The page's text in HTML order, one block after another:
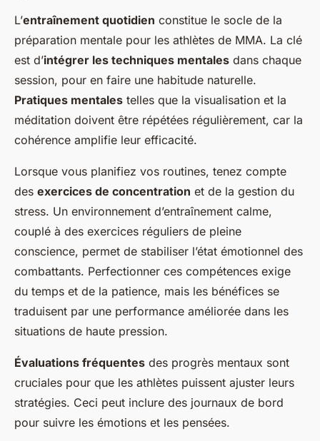
L’entraînement quotidien constitue le socle de la
préparation mentale pour les athlètes de MMA. La clé
est d’intégrer les techniques mentales dans chaque
session, pour en faire une habitude naturelle.
Pratiques mentales telles que la visualisation et la
méditation doivent être répétées régulièrement, car la
cohérence amplifie leur efficacité.
Lorsque vous planifiez vos routines, tenez compte
des exercices de concentration et de la gestion du
stress. Un environnement d’entraînement calme,
couplé à des exercices réguliers de pleine
conscience, permet de stabiliser l’état émotionnel des
combattants. Perfectionner ces compétences exige
du temps et de la patience, mais les bénéfices se
traduisent par une performance améliorée dans les
situations de haute pression.
Évaluations fréquentes des progrès mentaux sont
cruciales pour que les athlètes puissent ajuster leurs
stratégies. Ceci peut inclure des journaux de bord
pour suivre les émotions et les pensées.